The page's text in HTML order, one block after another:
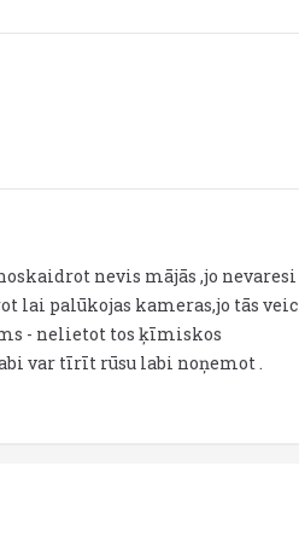
nevis mājās ,jo nevaresi
lai palūkojas kameras,jo tās veic
- nelietot tos ķīmiskos
var tīrīt rūsu labi noņemot .